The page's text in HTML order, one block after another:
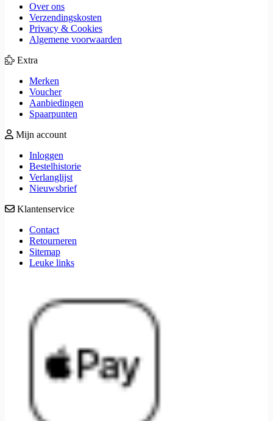
Over ons
Verzendingskosten
Privacy & Cookies
Algemene voorwaarden
Extra
Merken
Voucher
Aanbiedingen
Spaarpunten
Mijn account
Inloggen
Bestelhistorie
Verlanglijst
Nieuwsbrief
Klantenservice
Contact
Retourneren
Sitemap
Leuke links